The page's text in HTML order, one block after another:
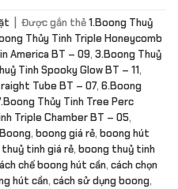
Được gắn thẻ1.Boong Thuỷ
Thủy Tinh Triple Honeycomb
America BT – 09, 3.Boong Thuỷ
Tinh Spooky Glow BT – 11,
Tube BT – 07, 6.Boong
Thủy Tinh Tree Perc
Triple Chamber BT – 05,
Boong, boong giá rẻ, boong hút
tinh giá rẻ, boong thuỷ tinh
chế boong hút cần, cách chọn
hút cần, cách sử dụng boong,